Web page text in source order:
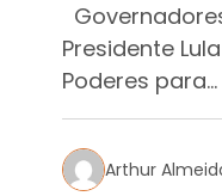
Presidente
Poderes para…
Arthur